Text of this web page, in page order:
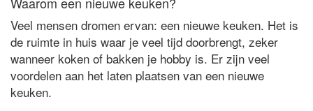
Veel mensen dromen ervan: een nieuwe keuken. Het is
de ruimte in huis waar je veel tijd doorbrengt, zeker
wanneer koken of bakken je hobby is. Er zijn veel
voordelen aan het laten plaatsen van een nieuwe
keuken.